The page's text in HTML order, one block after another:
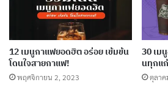
ข้น หอม อร่อย
ธันวาคม 16, 2024
กาแฟสดอร่อย เริ่มต้น
มีนาคม 24, 2024
12 เมนูกาแฟยอดฮิต อร่อย เข้มข้น
โดนใจสายกาแฟ!
พฤศจิกายน 2, 2023
30 เม
นทุกแ
ตุลาค